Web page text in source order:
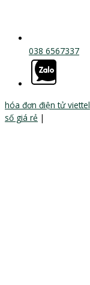
038 6567337
hóa đơn điện tử viettel
số giá rẻ |